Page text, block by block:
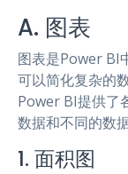
A. 图表
图表是Power BI
可以简化复杂的
Power BI提供了
数据和不同的数
1. 面积图